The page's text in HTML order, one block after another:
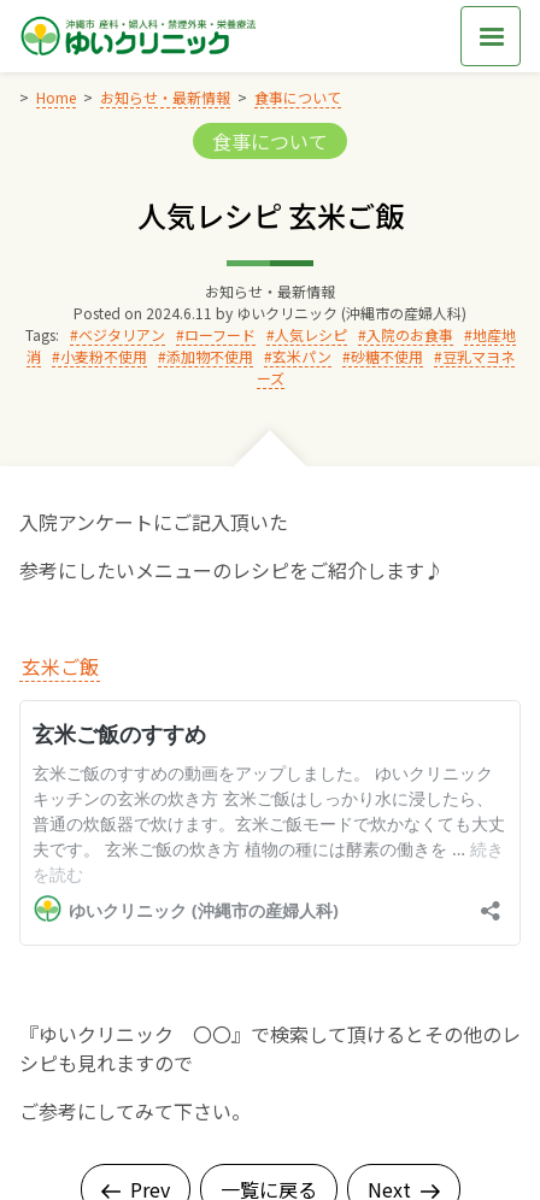
Skip
content
Home お知らせ・最新情報 食事について
Categories:
食事について
人気レシピ 玄米ご飯
お知らせ・最新情報
Posted on 2024.6.11 by ゆいクリニック (沖縄市の産婦人科)
Tags:
ベジタリアン ローフード 人気レシピ 入院のお食事
地産地
消
小麦粉不使用 添加物不使用 玄米パン 砂糖不使用
豆乳マヨネ
ーズ
入院アンケートにご記入頂いた
参考にしたいメニューのレシピをご紹介します♪
玄米ご飯
『ゆいクリニック 〇〇』で検索して頂けるとその他のレ
シピも見れますので
ご参考にしてみて下さい。
Prev 一覧に戻る Next
院長からのごあいさつ
ゆいクリニックの経営理念
診療料金
妊婦健診
お産について
予防接種
その他の診療内容